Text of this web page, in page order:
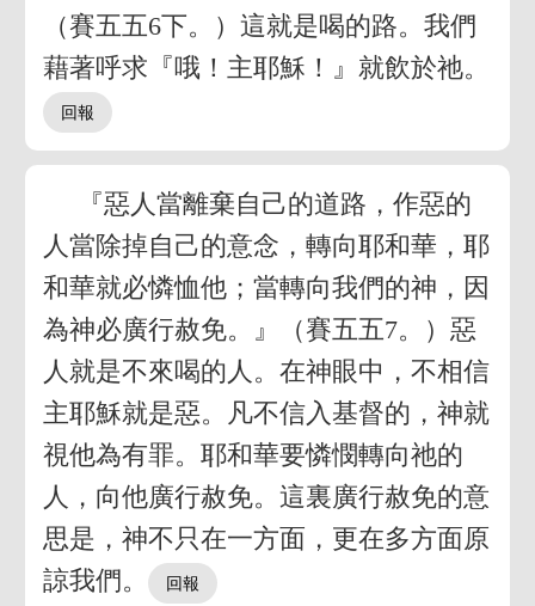
（賽五五6下。）這就是喝的路。我們
藉著呼求『哦！主耶穌！』就飲於祂。
『惡人當離棄自己的道路，作惡的
人當除掉自己的意念，轉向耶和華，耶
和華就必憐恤他；當轉向我們的神，因
為神必廣行赦免。』（賽五五7。）惡
人就是不來喝的人。在神眼中，不相信
主耶穌就是惡。凡不信入基督的，神就
視他為有罪。耶和華要憐憫轉向祂的
人，向他廣行赦免。這裏廣行赦免的意
思是，神不只在一方面，更在多方面原
諒我們。